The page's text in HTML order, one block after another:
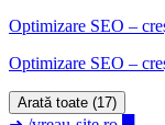
Optimizare SEO –
Optimizare SEO –
Arată toate (17)